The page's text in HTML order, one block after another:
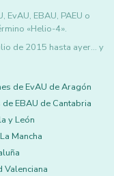
EBAU, PAEU o
«Helio-4».
de 2015 hasta ayer... y
de EvAU de Aragón
de EBAU de Cantabria
y León
Mancha
Valenciana